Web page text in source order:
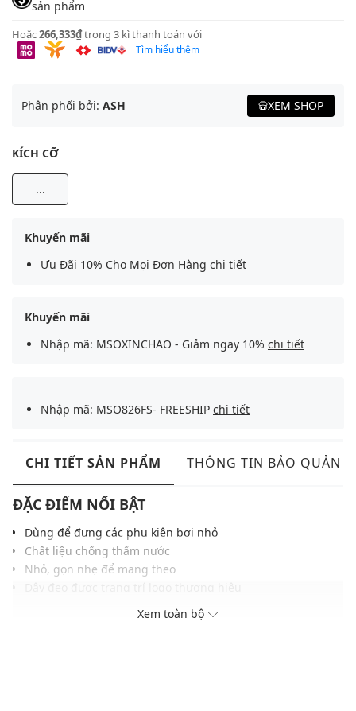
sản phẩm
Hoặc266,333₫trong 3 kì thanh toán với
Tìm hiểu thêm
Phân phối bởi: ASH XEM SHOP
KÍCH CỠ
...
Khuyến mãi
Ưu Đãi 10% Cho Mọi Đơn Hàng chi tiết
Khuyến mãi
Nhập mã: MSOXINCHAO - Giảm ngay 10% chi tiết
Nhập mã: MSO826FS- FREESHIP chi tiết
CHI TIẾT SẢN PHẨM THÔNG TIN BẢO QUẢN
ĐẶC ĐIỂM NỔI BẬT
Dùng để đựng các phụ kiện bơi nhỏ
Chất liệu chống thấm nước
Nhỏ, gọn nhẹ để mang theo
Màu sắc hiện đại, dễ phối với nhiều phụ kiện khác
Xem toàn bộ